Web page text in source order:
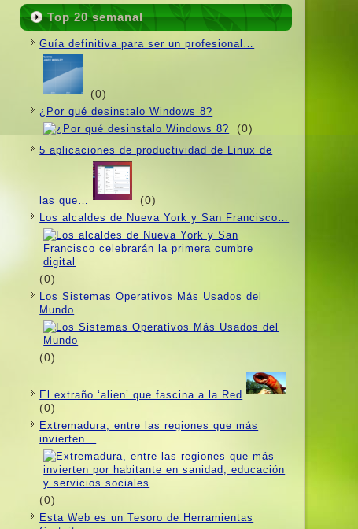
Top 20 semanal
Guí­a definitiva para ser un profesional…
(0)
¿Por qué desinstalo Windows 8?
(0)
5 aplicaciones de productividad de Linux de
las que… (0)
Los alcaldes de Nueva York y San Francisco…
(0)
Los Sistemas Operativos Más Usados ​​del
Mundo
(0)
El extraño ‘alien’ que fascina a la Red
(0)
Extremadura, entre las regiones que más
invierten…
(0)
Esta Web es un Tesoro de Herramientas